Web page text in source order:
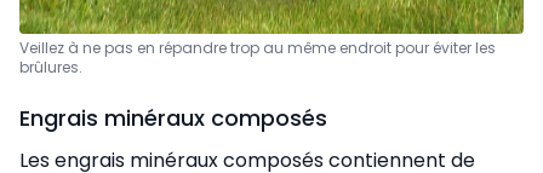
Veillez à ne pas en répandre trop au même endroit pour éviter les
brûlures.
Engrais minéraux composés
Les engrais minéraux composés contiennent de